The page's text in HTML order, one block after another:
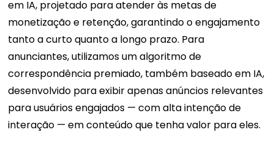
em IA, projetado para atender às metas de
monetização e retenção, garantindo o engajamento
tanto a curto quanto a longo prazo. Para
anunciantes, utilizamos um algoritmo de
correspondência premiado, também baseado em IA,
desenvolvido para exibir apenas anúncios relevantes
para usuários engajados — com alta intenção de
interação — em conteúdo que tenha valor para eles.